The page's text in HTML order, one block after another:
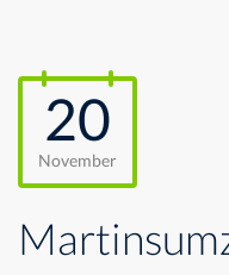
20
November